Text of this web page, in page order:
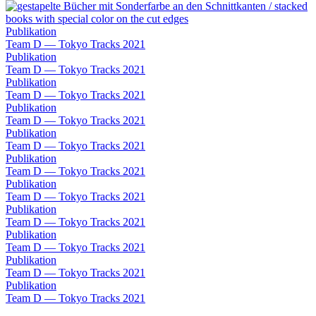
Publikation
Team D — Tokyo Tracks 2021
Publikation
Team D — Tokyo Tracks 2021
Publikation
Team D — Tokyo Tracks 2021
Publikation
Team D — Tokyo Tracks 2021
Publikation
Team D — Tokyo Tracks 2021
Publikation
Team D — Tokyo Tracks 2021
Publikation
Team D — Tokyo Tracks 2021
Publikation
Team D — Tokyo Tracks 2021
Publikation
Team D — Tokyo Tracks 2021
Publikation
Team D — Tokyo Tracks 2021
Publikation
Team D — Tokyo Tracks 2021